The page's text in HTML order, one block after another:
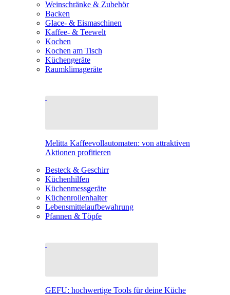
Weinschränke & Zubehör
Backen
Glace- & Eismaschinen
Kaffee- & Teewelt
Kochen
Kochen am Tisch
Küchengeräte
Raumklimageräte
Melitta Kaffeevollautomaten: von attraktiven
Aktionen profitieren
Besteck & Geschirr
Küchenhilfen
Küchenmessgeräte
Küchenrollenhalter
Lebensmittelaufbewahrung
Pfannen & Töpfe
GEFU: hochwertige Tools für deine Küche